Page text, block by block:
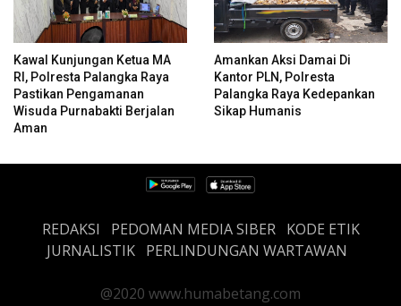
Kawal Kunjungan Ketua MA
RI, Polresta Palangka Raya
Pastikan Pengamanan
Wisuda Purnabakti Berjalan
Aman
Amankan Aksi Damai Di
Kantor PLN, Polresta
Palangka Raya Kedepankan
Sikap Humanis
REDAKSI PEDOMAN MEDIA SIBER
KODE ETIK
JURNALISTIK PERLINDUNGAN WARTAWAN
@2020 www.humabetang.com